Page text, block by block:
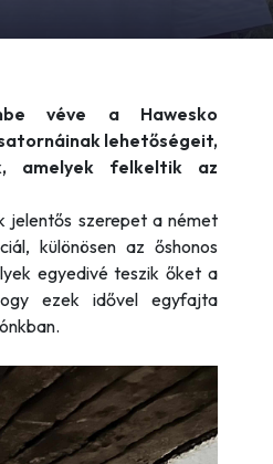
véve a Hawesko
lehetőségeit,
amelyek felkeltik az
jelentős szerepet a német
különösen az őshonos
egyedivé teszik őket a
ezek idővel egyfajta